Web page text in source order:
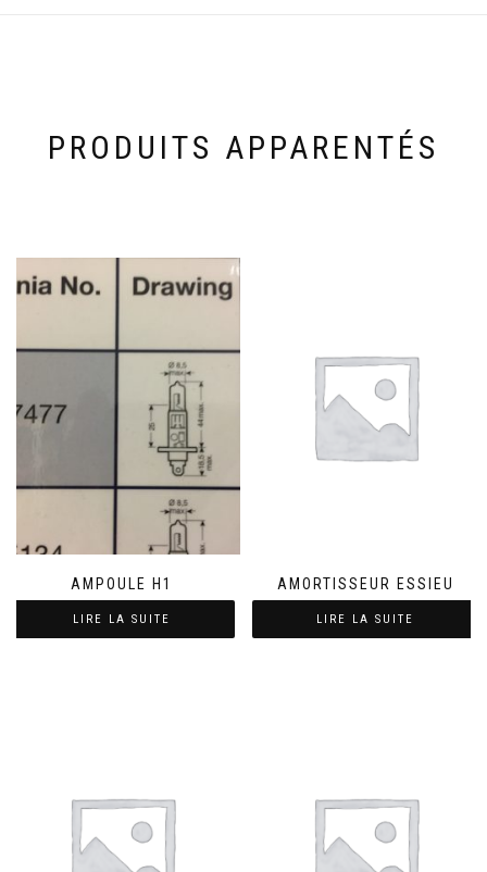
PRODUITS APPARENTÉS
AMPOULE H1
LIRE LA SUITE
AMORTISSEUR ESSIEU
LIRE LA SUITE